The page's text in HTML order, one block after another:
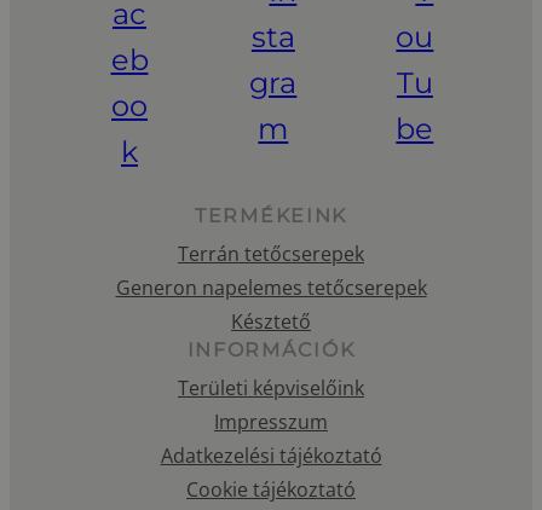
TERMÉKEINK
Terrán tetőcserepek
Generon napelemes tetőcserepek
Késztető
INFORMÁCIÓK
Területi képviselőink
Impresszum
Adatkezelési tájékoztató
Cookie tájékoztató